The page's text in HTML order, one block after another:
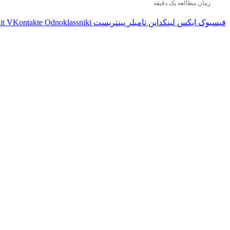
زمان مطالعه یک دقیقه
فیسبوک ایکس لینکداین تامبلر پینتریست VKontakte Odnoklassniki